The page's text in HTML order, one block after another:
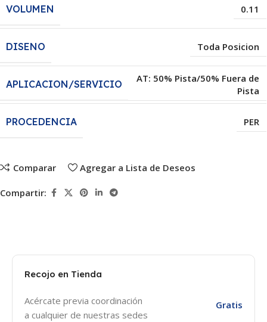
VOLUMEN 0.11
DISENO Toda Posicion
APLICACION/SERVICIO
AT: 50% Pista/50% Fuera de
Pista
PROCEDENCIA PER
Comparar Agregar a Lista de Deseos
Compartir:
Recojo en Tienda
Acércate previa coordinación
a cualquier de nuestras sedes
Gratis